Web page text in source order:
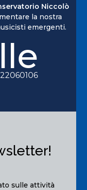
Niccolò
la nostra
emergenti.
sulle attività